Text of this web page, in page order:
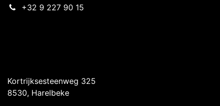
+32 9 227 90 15
Kortrijksesteenweg 325
8530, Harelbeke